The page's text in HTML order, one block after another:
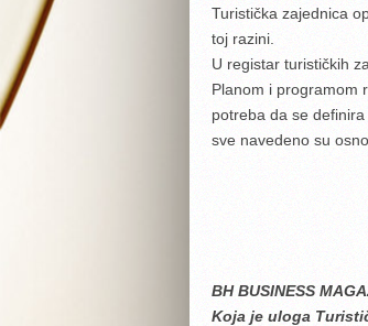
Turistička zajednica
toj razini.
U registar turističkih
Planom i programom
potreba da se
sve navedeno su
BH BUSINESS
Koja je uloga